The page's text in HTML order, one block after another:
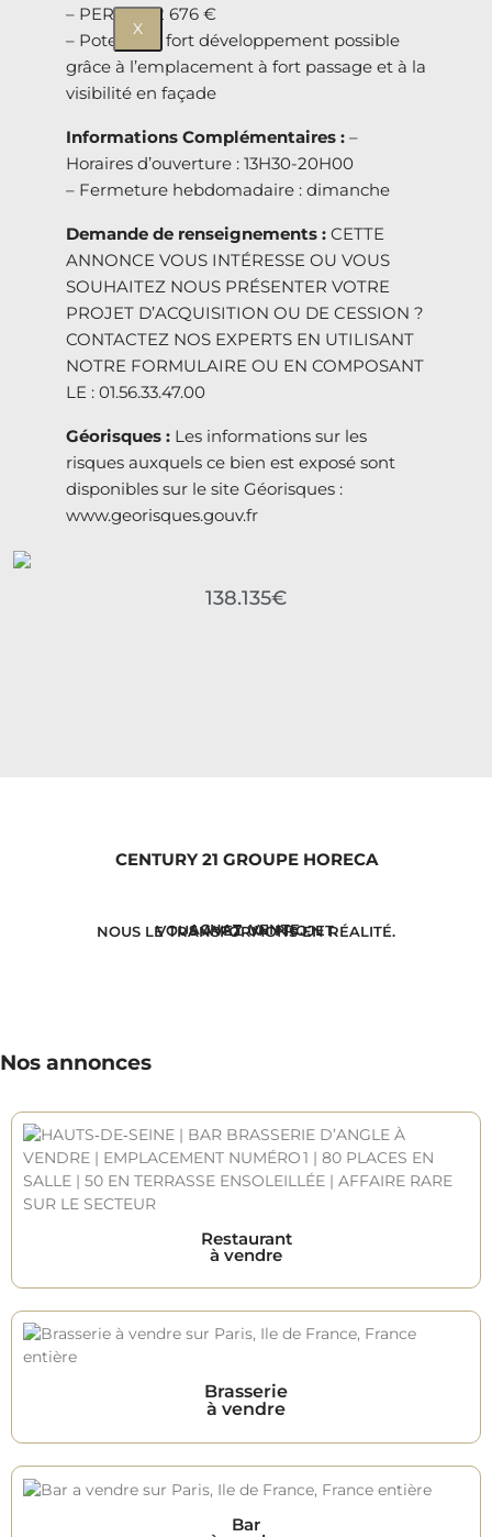
X
– PERF : -42 676 €
– Potentiel : fort développement possible
grâce à l’emplacement à fort passage et à la
visibilité en façade
Informations Complémentaires : –
Horaires d’ouverture : 13H30-20H00
– Fermeture hebdomadaire : dimanche
Demande de renseignements : CETTE
ANNONCE VOUS INTÉRESSE OU VOUS
SOUHAITEZ NOUS PRÉSENTER VOTRE
PROJET D’ACQUISITION OU DE CESSION ?
CONTACTEZ NOS EXPERTS EN UTILISANT
NOTRE FORMULAIRE OU EN COMPOSANT
LE : 01.56.33.47.00
Géorisques : Les informations sur les
risques auxquels ce bien est exposé sont
disponibles sur le site Géorisques :
www.georisques.gouv.fr
138.135€
CENTURY 21 GROUPE HORECA
ACHAT. VENTE.
VOUS AVEZ UN PROJET.
NOUS LE TRANSFORMONS EN RÉALITÉ.
Nos annonces
Restaurant
à vendre
Brasserie
à vendre
Bar